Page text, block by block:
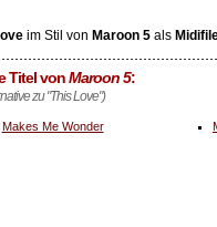
im Stil von Maroon 5als
Titel vonMaroon 5:
zu "This Love")
Makes Me Wonder